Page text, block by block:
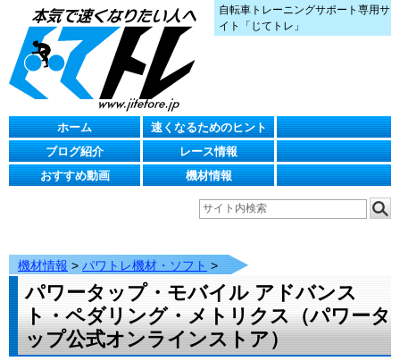
自転車トレーニングサポート専用サ
イト「じてトレ」
ホーム
速くなるためのヒント
ブログ紹介
レース情報
おすすめ動画
機材情報
機材情報 > パワトレ機材・ソフト >
パワータップ・モバイル アドバンス
ト・ペダリング・メトリクス（パワータ
ップ公式オンラインストア）